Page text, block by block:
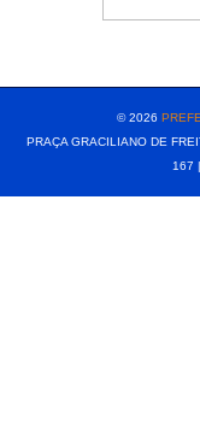
© 2026
PRAÇA GRACILIANO DE
167